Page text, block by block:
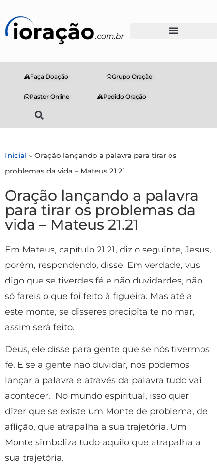
Faça Doação Grupo Oração
Pastor Online Pedido Oração
Inicial » Oração lançando a palavra para tirar os
problemas da vida – Mateus 21.21
Oração lançando a palavra
para tirar os problemas da
vida – Mateus 21.21
Em Mateus, capítulo 21.21, diz o seguinte, Jesus,
porém, respondendo, disse. Em verdade, vus,
digo que se tiverdes fé e não duvidardes, não
só fareis o que foi feito à figueira. Mas até a
este monte, se disseres precipita te no mar,
assim será feito.
Deus, ele disse para gente que se nós tivermos
fé. E se a gente não duvidar, nós podemos
lançar a palavra e através da palavra tudo vai
acontecer. No mundo espiritual, isso quer
dizer que se existe um Monte de problema, de
aflição, que atrapalha a sua trajetória. Um
Monte simboliza tudo aquilo que atrapalha a
sua trajetória.